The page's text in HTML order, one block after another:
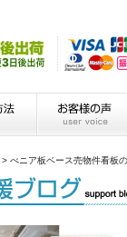
> べニア板ベース売物件看板